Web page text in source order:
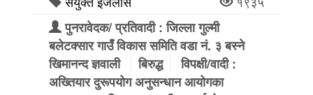
पुनरावेदक/ प्रतिवादी : जिल्ला गुल्मी
बलेटक्सार गाउँ विकास समिति वडा नं. ३ बस्ने
खिमानन्द ज्ञवाली
बिरुद्ध
विपक्षी/वादी :
अख्तियार दुरूपयोग अनुसन्धान आयोगका